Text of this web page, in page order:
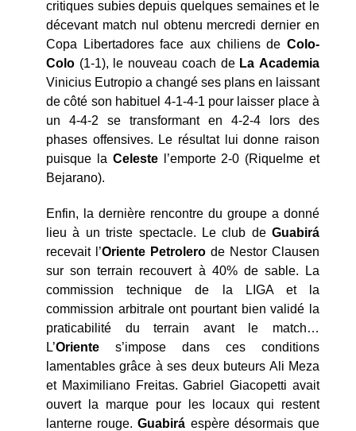
critiques subies depuis quelques semaines et le
décevant match nul obtenu mercredi dernier en
Copa Libertadores face aux chiliens de Colo-
Colo (1-1), le nouveau coach de La Academia
Vinicius Eutropio a changé ses plans en laissant
de côté son habituel 4-1-4-1 pour laisser place à
un 4-4-2 se transformant en 4-2-4 lors des
phases offensives. Le résultat lui donne raison
puisque la Celestel’emporte 2-0 (Riquelme et
Bejarano).
Enfin, la dernière rencontre du groupe a donné
lieu à un triste spectacle. Le club de Guabirá
recevait l’Oriente Petrolero de Nestor Clausen
sur son terrain recouvert à 40% de sable. La
commission technique de la LIGA et la
commission arbitrale ont pourtant bien validé la
praticabilité du terrain avant le match…
L’Oriente s’impose dans ces conditions
lamentables grâce à ses deux buteurs Ali Meza
et Maximiliano Freitas. Gabriel Giacopetti avait
ouvert la marque pour les locaux qui restent
lanterne rouge.Guabirá espère désormais que